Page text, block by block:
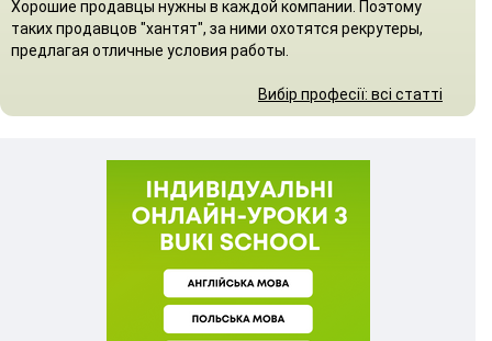
Хорошие продавцы нужны в каждой компании. Поэтому
таких продавцов "хантят", за ними охотятся рекрутеры,
предлагая отличные условия работы.
Вибір професії: всі статті